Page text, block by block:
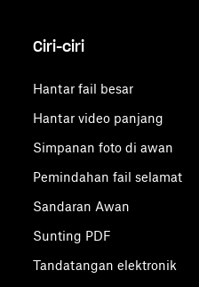
Ciri-ciri
Hantar fail besar
Hantar video panjang
Simpanan foto di awan
Pemindahan fail selamat
Sandaran Awan
Sunting PDF
Tandatangan elektronik